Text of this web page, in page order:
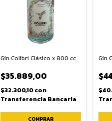
Gin Colibrí Clásico x 800 cc
$35.889,00
$32.300,10con
Transferencia Bancaria
Gin